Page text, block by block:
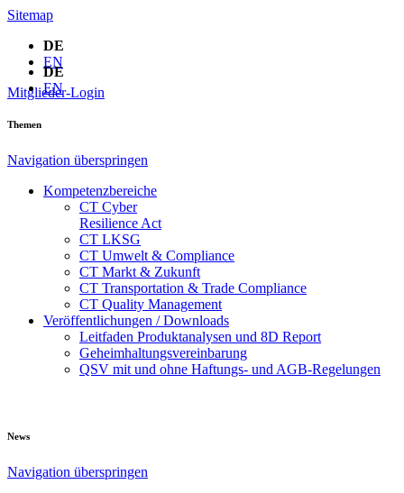
Sitemap
DE
EN
Mitglieder-Login
DE
EN
Themen
Navigation überspringen
Kompetenzbereiche
CT Cyber
Resilience Act
CT LKSG
CT Umwelt & Compliance
CT Markt & Zukunft
CT Transportation & Trade Compliance
CT Quality Management
Veröffentlichungen / Downloads
Leitfaden Produktanalysen und 8D Report
Geheimhaltungsverein­barung
QSV mit und ohne Haftungs- und AGB-Regelungen
News
Navigation überspringen